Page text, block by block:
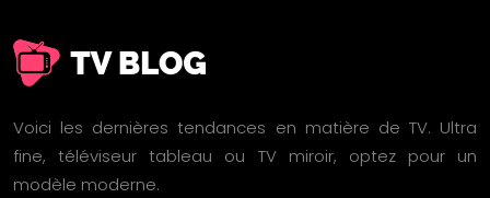
Voici les dernières tendances en matière de TV. Ultra
fine, téléviseur tableau ou TV miroir, optez pour un
modèle moderne.